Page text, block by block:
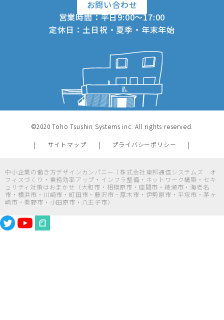
お問い合わせ
営業時間：平日9:00～17:00
定休日：土日祝・夏季・年末年始
©2020 Toho Tsushin Systems inc. All rights reserved.
サイトマップ プライバシーポリシー
中小企業の働き方デザインカンパニー｜株式会社東邦通信システムズ オ
フィスづくり・業務効率アップ・インフラ整備・ネットワーク構築・セキ
ュリティ対策はおまかせ（大和市・相模原市・座間市・綾瀬市・海老名
市・横浜市・川崎市・町田市・藤沢市・厚木市・伊勢原市・平塚市・茅ヶ
崎市・秦野市・小田原市・八王子市）